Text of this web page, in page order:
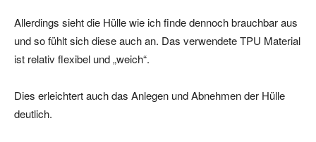
Allerdings sieht die Hülle wie ich finde dennoch brauchbar aus
und so fühlt sich diese auch an. Das verwendete TPU Material
ist relativ flexibel und „weich“.
Dies erleichtert auch das Anlegen und Abnehmen der Hülle
deutlich.